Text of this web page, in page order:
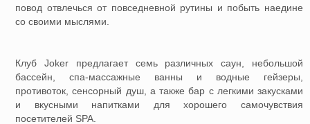
повод отвлечься от повседневной рутины и побыть наедине
со своими мыслями.
Клуб Joker предлагает семь различных саун, небольшой
бассейн, спа-массажные ванны и водные гейзеры,
противоток, сенсорный душ, а также бар с легкими закусками
и вкусными напитками для хорошего самочувствия
посетителей SPA.